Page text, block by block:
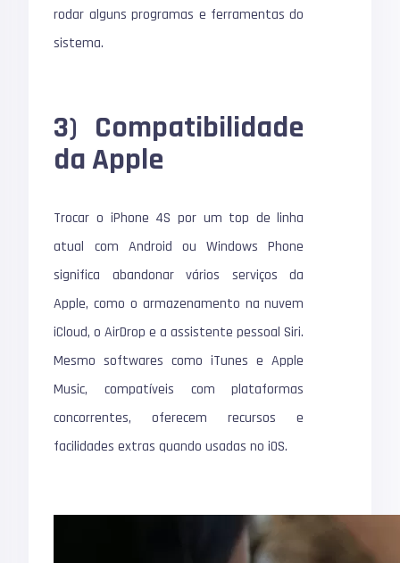
rodar alguns programas e ferramentas do
sistema.
3) Compatibilidade
da Apple
Trocar o iPhone 4S por um top de linha
atual com Android ouWindows Phone
significa abandonar vários serviços da
Apple, como o armazenamento na nuvem
iCloud, o AirDrop e a assistente pessoalSiri.
Mesmo softwares como iTunes e Apple
Music, compatíveis com plataformas
concorrentes, oferecem recursos e
facilidades extras quando usadas noiOS.